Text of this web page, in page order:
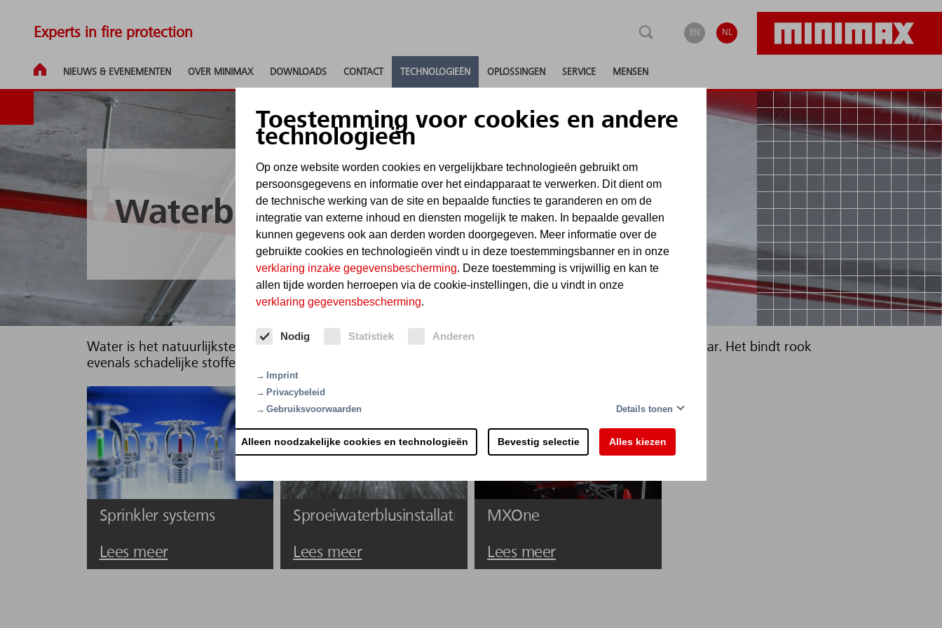
Toestemming voor cookies en andere
technologieën
Op onze website worden cookies en vergelijkbare technologieën gebruikt om
persoonsgegevens en informatie over het eindapparaat te verwerken. Dit dient om
de technische werking van de site en bepaalde functies te garanderen en om de
integratie van externe inhoud en diensten mogelijk te maken. In bepaalde gevallen
kunnen gegevens ook aan derden worden doorgegeven. Meer informatie over de
gebruikte cookies en technologieën vindt u in deze toestemmingsbanner en in onze
verklaring inzake gegevensbescherming. Deze toestemming is vrijwillig en kan te
allen tijde worden herroepen via de cookie-instellingen, die u vindt in onze
verklaring gegevensbescherming.
Nodig Statistiek Anderen
Imprint
Privacybeleid
Gebruiksvoorwaarden
Details tonen
Alleen noodzakelijke cookies en technologieën Bevestig selectie Alles kiezen
Experts in fire protection EN NL
NIEUWS & EVE­NE­MEN­TEN OVER MINIMAX DOWNLOADS CONTACT TECHNOLOGIEËN OPLOSSINGEN SERVICE MENSEN
Waterblusinstallaties
Water is het natuurlijkste van alle blusmiddelen, en is meestal in voldoende mate en betaalbaar beschikbaar. Het bindt rook
evenals schadelijke stoffen. De blussende werking berust op het warmtebindende vermogen.
Sprinkler systems
Lees meer
Sproeiwaterblusinstallaties
Lees meer
MXOne
Lees meer